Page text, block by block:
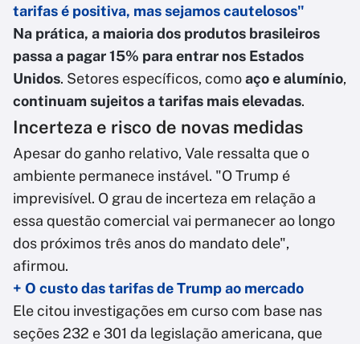
tarifas é positiva, mas sejamos cautelosos"
Na prática, a maioria dos produtos brasileiros
passa a pagar 15% para entrar nos Estados
Unidos. Setores específicos, comoaço e alumínio,
continuam sujeitos a tarifas mais elevadas.
Incerteza e risco de novas medidas
Apesar do ganho relativo, Vale ressalta que o
ambiente permanece instável. "O Trump é
imprevisível. O grau de incerteza em relação a
essa questão comercial vai permanecer ao longo
dos próximos três anos do mandato dele",
afirmou.
+ O custo das tarifas de Trump ao mercado
Ele citou investigações em curso com base nas
seções 232 e 301 da legislação americana, que